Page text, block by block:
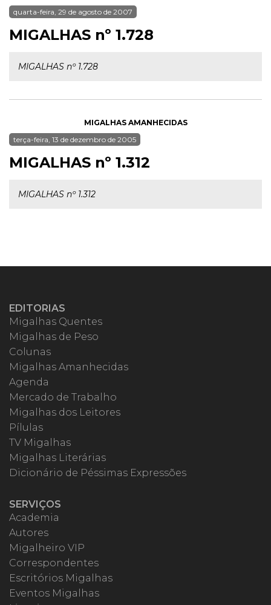
quarta-feira, 29 de agosto de 2007
MIGALHAS nº 1.728
MIGALHAS nº 1.728
MIGALHAS AMANHECIDAS
terça-feira, 13 de dezembro de 2005
MIGALHAS nº 1.312
MIGALHAS nº 1.312
EDITORIAS
Migalhas Quentes
Migalhas de Peso
Colunas
Migalhas Amanhecidas
Agenda
Mercado de Trabalho
Migalhas dos Leitores
Pílulas
TV Migalhas
Migalhas Literárias
Dicionário de Péssimas Expressões
SERVIÇOS
Academia
Autores
Migalheiro VIP
Correspondentes
Escritórios Migalhas
Eventos Migalhas